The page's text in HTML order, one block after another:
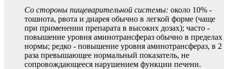
Со стороны пищеварительной системы: около 10% -
тошнота, рвота и диарея обычно в легкой форме (чаще
при применении препарата в высоких дозах); часто -
повышение уровня аминотрансфераз обычно в пределах
нормы; редко - повышение уровня аминотрансфераз, в 2
раза превышающее нормальный показатель, не
сопровождающееся нарушением функции печени.